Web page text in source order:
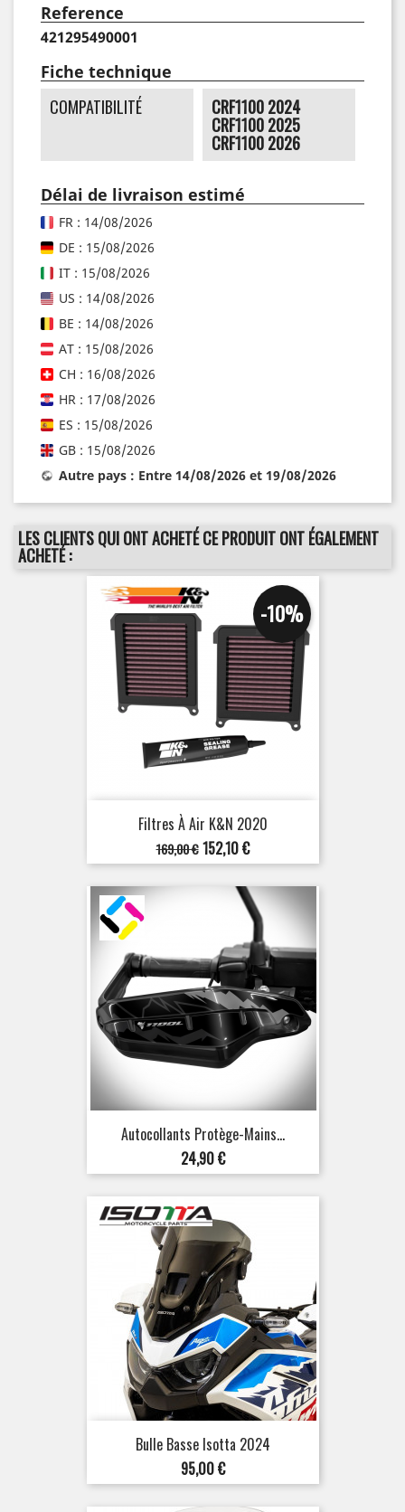
Reference
421295490001
Fiche technique
COMPATIBILITÉ CRF1100 2024
CRF1100 2025
CRF1100 2026
Délai de livraison estimé
FR : 14/08/2026
DE : 15/08/2026
IT : 15/08/2026
US : 14/08/2026
BE : 14/08/2026
AT : 15/08/2026
CH : 16/08/2026
HR : 17/08/2026
ES : 15/08/2026
GB : 15/08/2026
Autre pays : Entre 14/08/2026 et 19/08/2026
LES CLIENTS QUI ONT ACHETÉ CE PRODUIT ONT ÉGALEMENT
ACHETÉ :
Filtres À Air K&N 2020
Prix
de
base
169,00 €
-10%
Prix
152,10 €
Autocollants Protège-Mains...
Prix
24,90 €
Bulle Basse Isotta 2024
Prix
95,00 €